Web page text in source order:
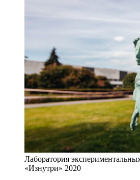
Лаборатория
«Изнутри» 2020